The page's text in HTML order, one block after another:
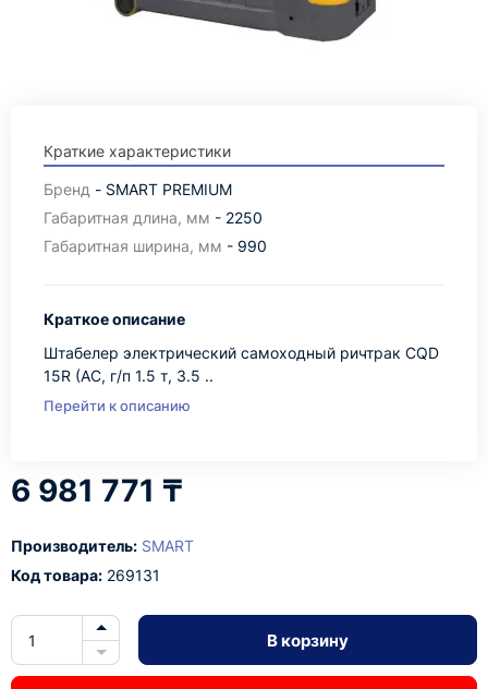
Краткие характеристики
Бренд - SMART PREMIUM
Габаритная длина, мм - 2250
Габаритная ширина, мм - 990
Краткое описание
Штабелер электрический самоходный ричтрак CQD
15R (AC, г/п 1.5 т, 3.5 ..
Перейти к описанию
6 981 771 ₸
Производитель: SMART
Код товара: 269131
В корзину